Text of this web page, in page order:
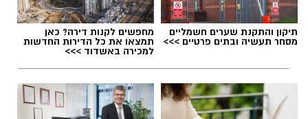
במוזיאון מציינים כי הם מחפשים מועמד או מועמדת
בעלי "ראש מלא ברעיונות", שיצטרפו להובלת
הפעילות החינוכית והקהילתית של אחד ממוסדות
התרבות הבולטים בעיר.
לפרטים המלאים ולהגשת מועמדות ניתן להיכנס
תגים:משרד הבריאות, חומרים מסוכנים, מרכז
ההחלקות
תיקון והתקנת שערים חשמליים
מסחר תעשיה ובתים פרטיים >>>
מחפשים לקנות דירה? כאן
תמצאו את כל הדירות החדשות
למכירה באשדוד >>>